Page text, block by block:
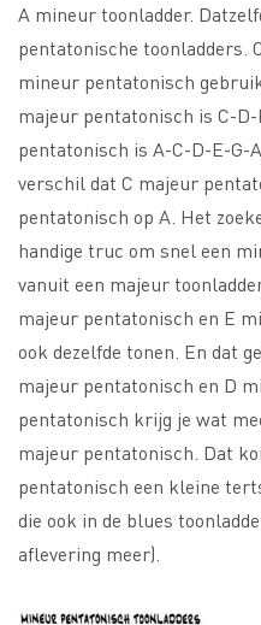
A mineur toonladder.
pentatonische toonladders.
mineur pentatonisch
majeur pentatonisch is C-
pentatonisch is A-C-D-E-G-
verschil dat C majeur
pentatonisch op A. Het
handige truc om snel een
vanuit een majeur
majeur pentatonisch en E
ook dezelfde tonen. En dat
majeur pentatonisch en D
pentatonisch krijg je wat
majeur pentatonisch. Dat
pentatonisch een kleine
die ook in de blues
aflevering meer).